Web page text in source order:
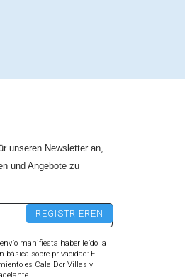
unseren Newsletter an,
und Angebote zu
manifiesta haber leído la
básica sobre privacidad: El
es Cala Dor Villas y